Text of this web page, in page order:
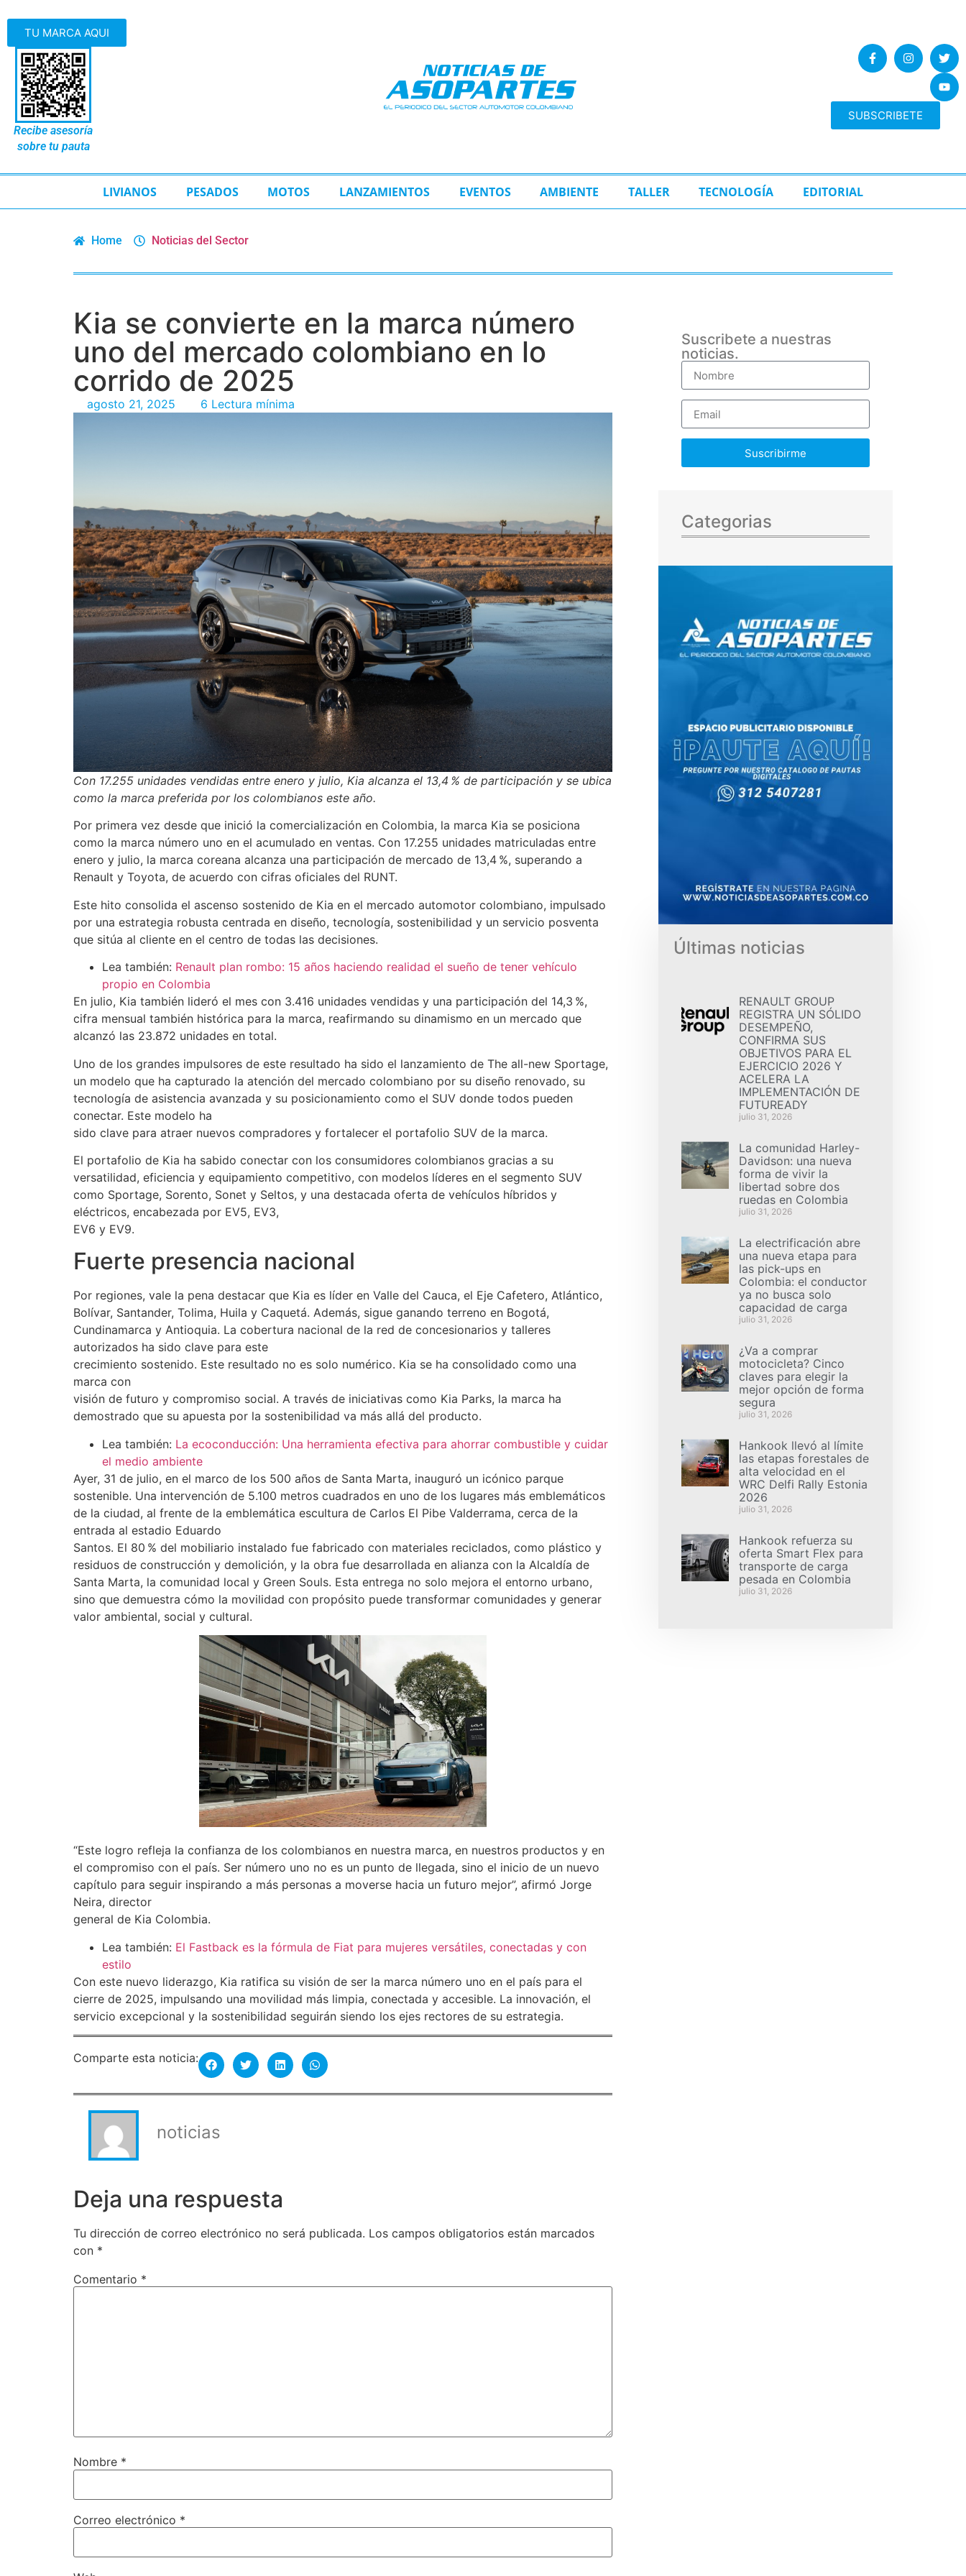
TU MARCA AQUI
Recibe asesoría
sobre tu pauta
SUBSCRIBETE
LIVIANOS PESADOS MOTOS LANZAMIENTOS EVENTOS AMBIENTE TALLER TECNOLOGÍA EDITORIAL
Home Noticias del Sector
Kia se convierte en la marca número
uno del mercado colombiano en lo
corrido de 2025
agosto 21, 2025 6 Lectura mínima
Con 17.255 unidades vendidas entre enero y julio, Kia alcanza el 13,4 % de participación y se ubica
como la marca preferida por los colombianos este año.
Por primera vez desde que inició la comercialización en Colombia, la marca Kia se posiciona
como la marca número uno en el acumulado en ventas. Con 17.255 unidades matriculadas entre
enero y julio, la marca coreana alcanza una participación de mercado de 13,4 %, superando a
Renault y Toyota, de acuerdo con cifras oficiales del RUNT.
Este hito consolida el ascenso sostenido de Kia en el mercado automotor colombiano, impulsado
por una estrategia robusta centrada en diseño, tecnología, sostenibilidad y un servicio posventa
que sitúa al cliente en el centro de todas las decisiones.
Lea también: Renault plan rombo: 15 años haciendo realidad el sueño de tener vehículo
propio en Colombia
En julio, Kia también lideró el mes con 3.416 unidades vendidas y una participación del 14,3 %,
cifra mensual también histórica para la marca, reafirmando su dinamismo en un mercado que
alcanzó las 23.872 unidades en total.
Uno de los grandes impulsores de este resultado ha sido el lanzamiento de The all-new Sportage,
un modelo que ha capturado la atención del mercado colombiano por su diseño renovado, su
tecnología de asistencia avanzada y su posicionamiento como el SUV donde todos pueden
conectar. Este modelo ha
sido clave para atraer nuevos compradores y fortalecer el portafolio SUV de la marca.
El portafolio de Kia ha sabido conectar con los consumidores colombianos gracias a su
versatilidad, eficiencia y equipamiento competitivo, con modelos líderes en el segmento SUV
como Sportage, Sorento, Sonet y Seltos, y una destacada oferta de vehículos híbridos y
eléctricos, encabezada por EV5, EV3,
EV6 y EV9.
Fuerte presencia nacional
Por regiones, vale la pena destacar que Kia es líder en Valle del Cauca, el Eje Cafetero, Atlántico,
Bolívar, Santander, Tolima, Huila y Caquetá. Además, sigue ganando terreno en Bogotá,
Cundinamarca y Antioquia. La cobertura nacional de la red de concesionarios y talleres
autorizados ha sido clave para este
crecimiento sostenido. Este resultado no es solo numérico. Kia se ha consolidado como una
marca con
visión de futuro y compromiso social. A través de iniciativas como Kia Parks, la marca ha
demostrado que su apuesta por la sostenibilidad va más allá del producto.
Lea también: La ecoconducción: Una herramienta efectiva para ahorrar combustible y cuidar
el medio ambiente
Ayer, 31 de julio, en el marco de los 500 años de Santa Marta, inauguró un icónico parque
sostenible. Una intervención de 5.100 metros cuadrados en uno de los lugares más emblemáticos
de la ciudad, al frente de la emblemática escultura de Carlos El Pibe Valderrama, cerca de la
entrada al estadio Eduardo
Santos. El 80 % del mobiliario instalado fue fabricado con materiales reciclados, como plástico y
residuos de construcción y demolición, y la obra fue desarrollada en alianza con la Alcaldía de
Santa Marta, la comunidad local y Green Souls. Esta entrega no solo mejora el entorno urbano,
sino que demuestra cómo la movilidad con propósito puede transformar comunidades y generar
valor ambiental, social y cultural.
“Este logro refleja la confianza de los colombianos en nuestra marca, en nuestros productos y en
el compromiso con el país. Ser número uno no es un punto de llegada, sino el inicio de un nuevo
capítulo para seguir inspirando a más personas a moverse hacia un futuro mejor”, afirmó Jorge
Neira, director
general de Kia Colombia.
Lea también: El Fastback es la fórmula de Fiat para mujeres versátiles, conectadas y con
estilo
Con este nuevo liderazgo, Kia ratifica su visión de ser la marca número uno en el país para el
cierre de 2025, impulsando una movilidad más limpia, conectada y accesible. La innovación, el
servicio excepcional y la sostenibilidad seguirán siendo los ejes rectores de su estrategia.
Comparte esta noticia:
noticias
Deja una respuesta
Tu dirección de correo electrónico no será publicada. Los campos obligatorios están marcados
con *
Comentario *
Nombre *
Correo electrónico *
Suscribete a nuestras
noticias.
Suscribirme
Categorias
Últimas noticias
RENAULT GROUP
REGISTRA UN SÓLIDO
DESEMPEÑO,
CONFIRMA SUS
OBJETIVOS PARA EL
EJERCICIO 2026 Y
ACELERA LA
IMPLEMENTACIÓN DE
FUTUREADY
julio 31, 2026
La comunidad Harley-
Davidson: una nueva
forma de vivir la
libertad sobre dos
ruedas en Colombia
julio 31, 2026
La electrificación abre
una nueva etapa para
las pick-ups en
Colombia: el conductor
ya no busca solo
capacidad de carga
julio 31, 2026
¿Va a comprar
motocicleta? Cinco
claves para elegir la
mejor opción de forma
segura
julio 31, 2026
Hankook llevó al límite
las etapas forestales de
alta velocidad en el
WRC Delfi Rally Estonia
2026
julio 31, 2026
Hankook refuerza su
oferta Smart Flex para
transporte de carga
pesada en Colombia
julio 31, 2026